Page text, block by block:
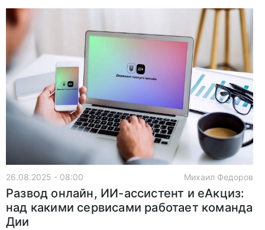
26.08.2025 - 08:00 Михаил Федоров
Развод онлайн, ИИ-ассистент и еАкциз:
над какими сервисами работает команда
Дии